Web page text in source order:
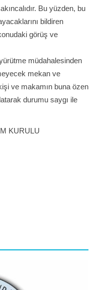
Bu yüzden, bu
bildiren
görüş ve
müdahalesinden
mekan ve
ve makamın buna özen
durumu saygı ile
KURULU